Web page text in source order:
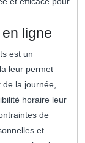
ligne
est un
leur permet
la journée,
horaire leur
de
et